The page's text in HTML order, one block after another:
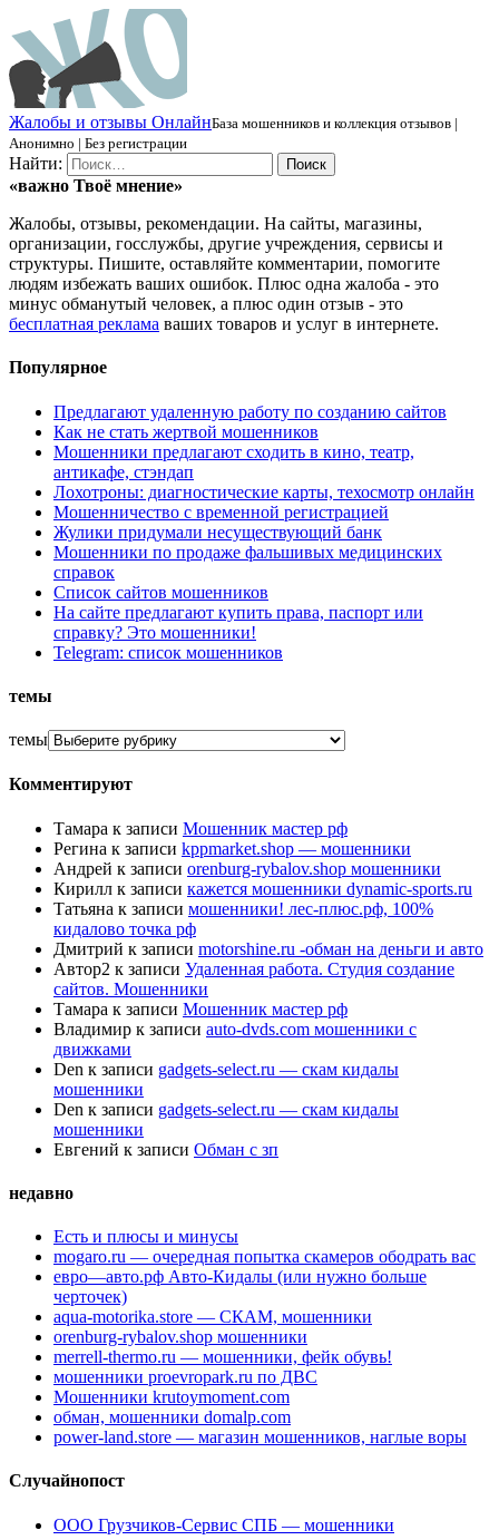
Жалобы и отзывы ОнлайнБаза мошенников и коллекция отзывов |
Анонимно | Без регистрации
Найти:
«важно Твоё мнение»
Жалобы, отзывы, рекомендации. На сайты, магазины,
организации, госслужбы, другие учреждения, сервисы и
структуры. Пишите, оставляйте комментарии, помогите
людям избежать ваших ошибок. Плюс одна жалоба - это
минус обманутый человек, а плюс один отзыв - это
бесплатная реклама ваших товаров и услуг в интернете.
Популярное
Предлагают удаленную работу по созданию сайтов
Как не стать жертвой мошенников
Мошенники предлагают сходить в кино, театр,
антикафе, стэндап
Лохотроны: диагностические карты, техосмотр онлайн
Мошенничество с временной регистрацией
Жулики придумали несуществующий банк
Мошенники по продаже фальшивых медицинских
справок
Список сайтов мошенников
На сайте предлагают купить права, паспорт или
справку? Это мошенники!
Telegram: список мошенников
темы
темы
Комментируют
Тамара к записи Мошенник мастер рф
Регина к записи kppmarket.shop — мошенники
Андрей к записи orenburg-rybalov.shop мошенники
Кирилл к записи кажется мошенники dynamic-sports.ru
Татьяна к записи мошенники! лес-плюс.рф, 100%
кидалово точка рф
Дмитрий к записи motorshine.ru -обман на деньги и авто
Автор2 к записи Удаленная работа. Студия создание
сайтов. Мошенники
Тамара к записи Мошенник мастер рф
Владимир к записи auto-dvds.com мошенники с
движками
Den к записи gadgets-select.ru — скам кидалы
мошенники
Den к записи gadgets-select.ru — скам кидалы
мошенники
Евгений к записи Обман с зп
недавно
Есть и плюсы и минусы
mogaro.ru — очередная попытка скамеров ободрать вас
евро—авто.рф Авто-Кидалы (или нужно больше
черточек)
aqua-motorika.store — СКАМ, мошенники
orenburg-rybalov.shop мошенники
merrell-thermo.ru — мошенники, фейк обувь!
мошенники proevropark.ru по ДВС
Мошенники krutoymoment.com
обман, мошенники domalp.com
power-land.store — магазин мошенников, наглые воры
Случайнопост
ООО Грузчиков-Сервис СПБ — мошенники